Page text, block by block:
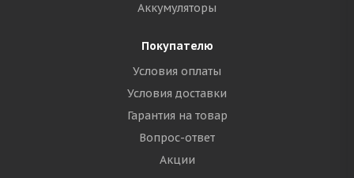
Аккумуляторы
Покупателю
Условия оплаты
Условия доставки
Гарантия на товар
Вопрос-ответ
Акции